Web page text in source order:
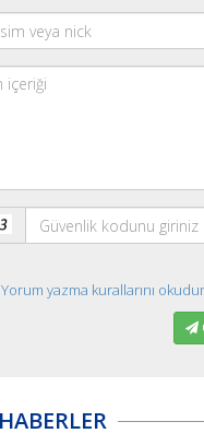
Yorum yazma kurallarını